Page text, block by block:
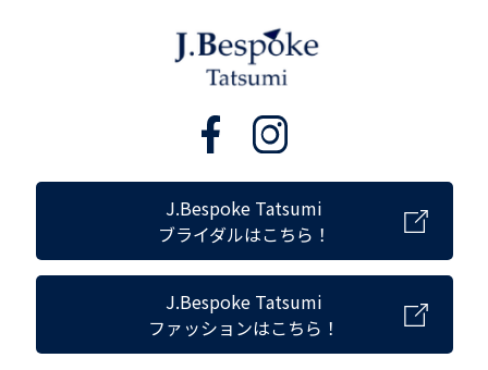
J.Bespoke Tatsumi
ブライダルはこちら！
J.Bespoke Tatsumi
ファッションはこちら！